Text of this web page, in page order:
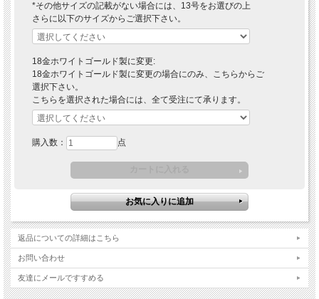
*その他サイズの記載がない場合には、13号をお選びの上
さらに以下のサイズからご選択下さい。
18金ホワイトゴールド製に変更:
18金ホワイトゴールド製に変更の場合にのみ、こちらからご
選択下さい。
こちらを選択された場合には、全て受注にて承ります。
購入数： 点
返品についての詳細はこちら
お問い合わせ
友達にメールですすめる